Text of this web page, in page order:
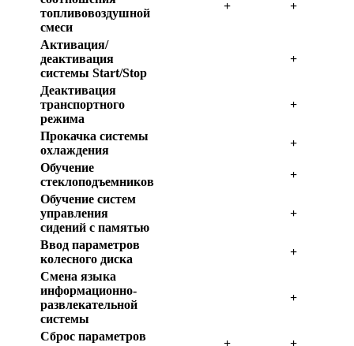
топливовоздушной
смеси
+ +
Активация/
деактивация
системы Start/Stop
+
Деактивация
транспортного
режима
+
Прокачка системы
охлаждения
+
Обучение
стеклоподъемников
+
Обучение систем
управления
сидений с памятью
+
Ввод параметров
колесного диска
+
Смена языка
информационно-
развлекательной
системы
+
Сброс параметров